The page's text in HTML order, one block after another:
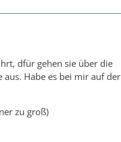
dfür gehen sie über die
aus. Habe es bei mir auf der
zu groß)